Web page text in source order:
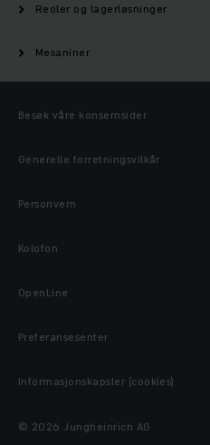
Reoler og lagerløsninger
Mesaniner
Besøk våre konsernsider
Generelle forretningsvilkår
Personvern
Kolofon
OpenLine
Preferansesenter
Informasjonskapsler (cookies)
© 2026 Jungheinrich AG